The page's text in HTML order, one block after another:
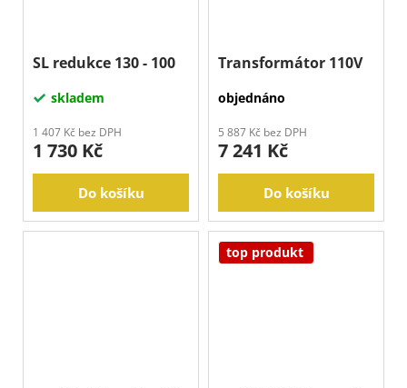
SL redukce 130 - 100
skladem
1 407 Kč bez DPH
1 730 Kč
Do košíku
Transformátor 110V
objednáno
5 887 Kč bez DPH
7 241 Kč
Do košíku
top produkt